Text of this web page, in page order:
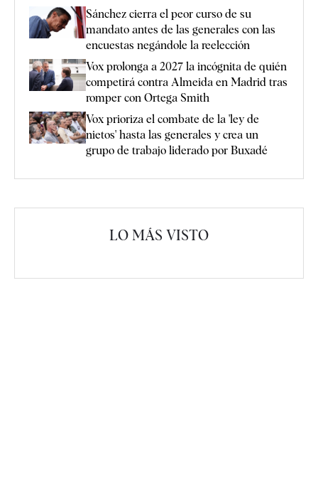
Sánchez cierra el peor curso de su
mandato antes de las generales con las
encuestas negándole la reelección
Vox prolonga a 2027 la incógnita de quién
competirá contra Almeida en Madrid tras
romper con Ortega Smith
Vox prioriza el combate de la 'ley de
nietos' hasta las generales y crea un
grupo de trabajo liderado por Buxadé
LO MÁS VISTO